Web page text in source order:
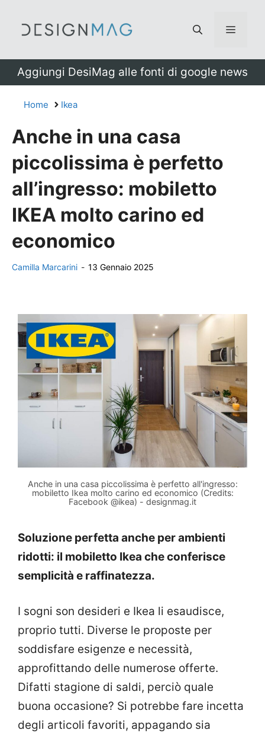
Menu
Aggiungi DesiMag alle fonti di google news
Home Ikea
Anche in una casa
piccolissima è perfetto
all’ingresso: mobiletto
IKEA molto carino ed
economico
Camilla Marcarini - 13 Gennaio 2025
Anche in una casa piccolissima è perfetto all'ingresso:
mobiletto Ikea molto carino ed economico (Credits:
Facebook @ikea) - designmag.it
Soluzione perfetta anche per ambienti
ridotti: il mobiletto Ikea che conferisce
semplicità e raffinatezza.
I sogni son desideri e Ikea li esaudisce,
proprio tutti. Diverse le proposte per
soddisfare esigenze e necessità,
approfittando delle numerose offerte.
Difatti stagione di saldi, perciò quale
buona occasione? Si potrebbe fare incetta
degli articoli favoriti, appagando sia